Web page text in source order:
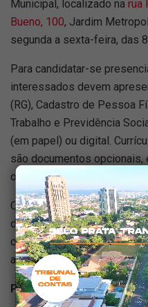
Municipal, localizado na rua
Bueno, 100, Jardim
segunda a sexta-feira, das
Para candidatar-se
interessados devem
(RG), Cadastro de Pessoa
Trabalho e Previdência
(em papel) ou digital.
são documentos opcionais,
obrigatória.
O PAT de Hortolândia
disponíveis até as datas
candidatos estabelecidos
atingidos.
PEI